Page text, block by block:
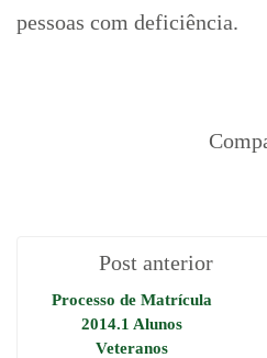
pessoas com deficiência.
Post anterior
Processo de Matrícula
2014.1 Alunos
Veteranos